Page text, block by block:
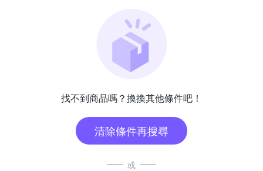
找不到商品嗎？換換其他條件吧！
清除條件再搜尋
或